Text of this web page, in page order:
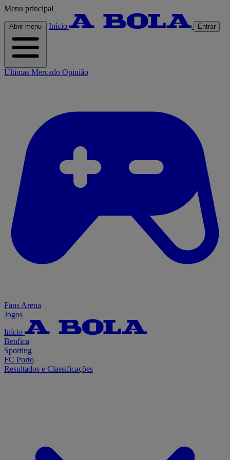
Menu principal
Abrir menu Início Entrar
Últimas Mercado Opinião
Fans Arena
Jogos
Início
Benfica
Sporting
FC Porto
Resultados e Classificações